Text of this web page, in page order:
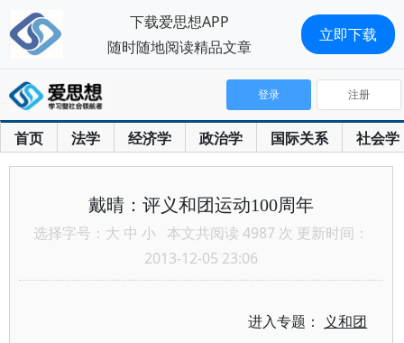
首页 法学 经济学 政治学 国际关系 社会学
登录 注册
戴晴：评义和团运动100周年
选择字号： 大 中 小 本文共阅读 4987 次 更新时间：
2013-12-05 23:06
进入专题： 义和团
下载爱思想APP
随时随地阅读精品文章
立即下载